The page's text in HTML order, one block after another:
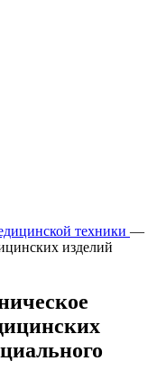
техники —
изделий